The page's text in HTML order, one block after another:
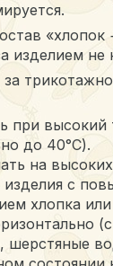
«хлопок
изделием
за
при высокий
до 40°С).
на
изделия с
хлопка
шерстяные